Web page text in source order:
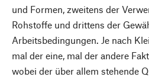
und Formen, zweitens der
Rohstoffe und drittens der
Arbeitsbedingungen. Je nach
mal der eine, mal der andere
wobei der über allem stehende